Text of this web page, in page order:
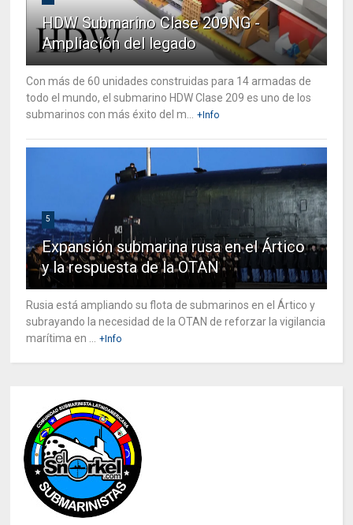
HDW Submarino Clase 209NG -
Ampliación del legado
Con más de 60 unidades construidas para 14 armadas de
todo el mundo, el submarino HDW Clase 209 es uno de los
submarinos con más éxito del m...
+Info
5
Expansión submarina rusa en el Ártico
y la respuesta de la OTAN
Rusia está ampliando su flota de submarinos en el Ártico y
subrayando la necesidad de la OTAN de reforzar la vigilancia
marítima en ...
+Info